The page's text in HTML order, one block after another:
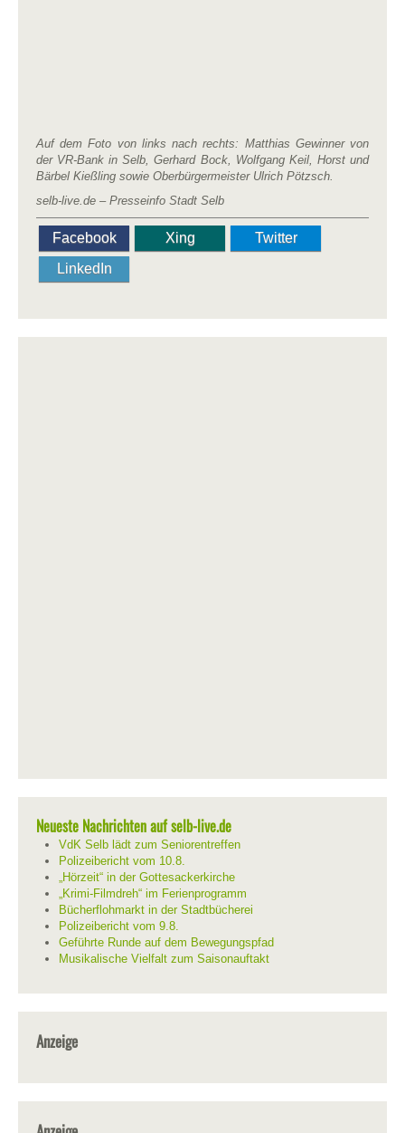
Auf dem Foto von links nach rechts: Matthias Gewinner von
der VR-Bank in Selb, Gerhard Bock, Wolfgang Keil, Horst und
Bärbel Kießling sowie Oberbürgermeister Ulrich Pötzsch.
selb-live.de – Presseinfo Stadt Selb
Facebook Xing
Twitter
LinkedIn
Neueste Nachrichten auf selb-live.de
VdK Selb lädt zum Seniorentreffen
Polizeibericht vom 10.8.
„Hörzeit“ in der Gottesackerkirche
„Krimi-Filmdreh“ im Ferienprogramm
Bücherflohmarkt in der Stadtbücherei
Polizeibericht vom 9.8.
Geführte Runde auf dem Bewegungspfad
Musikalische Vielfalt zum Saisonauftakt
Anzeige